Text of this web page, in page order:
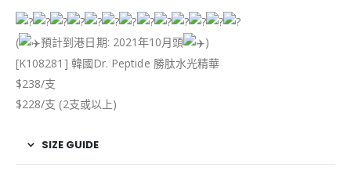
( 預計到港日期: 2021年10月頭
)
[K108281] 韓國Dr. Peptide 勝肽水光精華
$238/支
$228/支 (2支或以上)
SIZE GUIDE